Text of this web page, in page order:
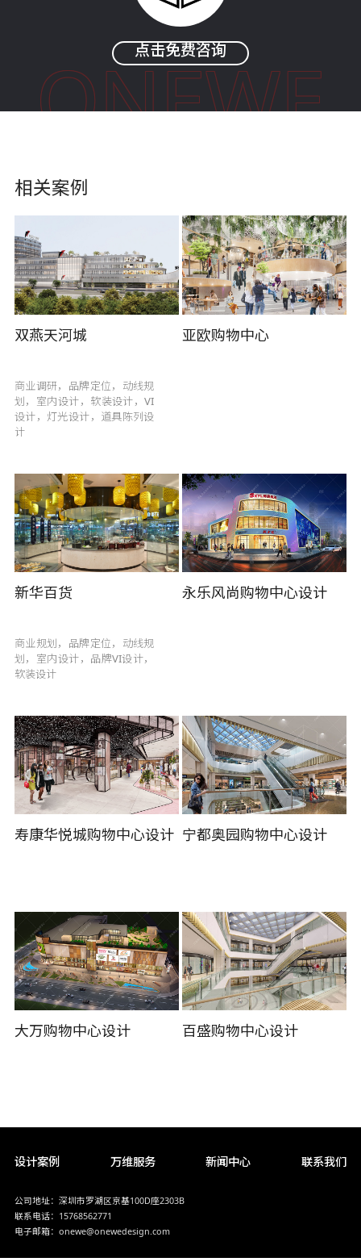
点击免费咨询
ONEWE
相关案例
双燕天河城
商业调研，品牌定位，动线规
划，室内设计，软装设计，VI
设计，灯光设计，道具陈列设
计
亚欧购物中心
新华百货
商业规划，品牌定位，动线规
划，室内设计，品牌VI设计，
软装设计
永乐风尚购物中心设计
寿康华悦城购物中心设计 宁都奥园购物中心设计
大万购物中心设计 百盛购物中心设计
设计案例 万维服务 新闻中心 联系我们
公司地址：深圳市罗湖区京基100D座2303B
联系电话：15768562771
电子邮箱：onewe@onewedesign.com